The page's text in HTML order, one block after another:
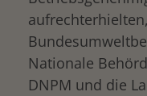
Nationale
DNPM und die